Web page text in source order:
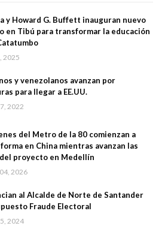
y Howard G. Buffett inauguran nuevo
en Tibú para transformar la educación
2025
y venezolanos avanzan por
para llegar a EE.UU.
2022
del Metro de la 80 comienzan a
en China mientras avanzan las
proyecto en Medellín
2026
al Alcalde de Norte de Santander
Fraude Electoral
2024